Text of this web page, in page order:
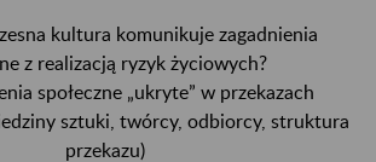
kultura komunikuje zagadnienia
z realizacją ryzyk życiowych?
społeczne „ukryte” w przekazach
sztuki, twórcy, odbiorcy, struktura
przekazu)